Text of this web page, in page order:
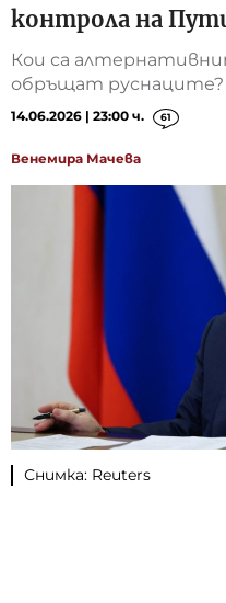
контрола на
Кои са
обръщат руснаците?
14.06.2026 | 23:00 ч. 61
Венемира Мачева
Снимка: Reuters